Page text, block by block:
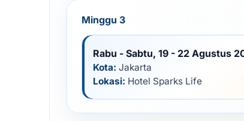
Minggu 3
Rabu - Sabtu, 19 - 22 Agustus
Kota: Jakarta
Lokasi: Hotel Sparks Life